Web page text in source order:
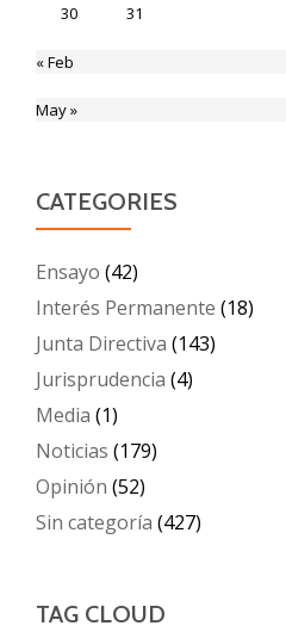
30
31
« Feb
May »
CATEGORIES
Ensayo (42)
Interés Permanente (18)
Junta Directiva (143)
Jurisprudencia (4)
Media (1)
Noticias (179)
Opinión (52)
Sin categoría (427)
TAG CLOUD